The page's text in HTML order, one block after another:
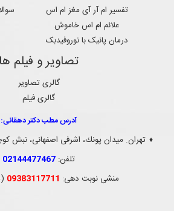
تفسیر ام آر آی مغز ام اس
علائم ام اس خاموش
درمان پانیک با نوروفیدبک
تصاویر و فیلم ها
گالری تصاویر
گالری فیلم
آدرس مطب دکتر دهقانی:
♦ تهران. ميدان پونك، اشرفی اصفهانی، نبش کوچه نهم،
تلفن: 02144477467
منشی نوبت دهی: 09383117711